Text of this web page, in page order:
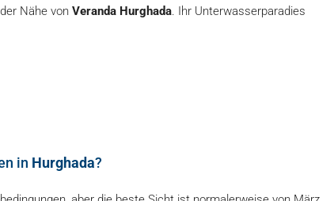
Nähe von Veranda Hurghada. Ihr Unterwasserparadies
in Hurghada?